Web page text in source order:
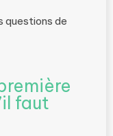
questions de
faut